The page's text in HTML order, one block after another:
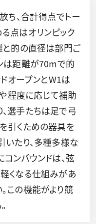
ち、合計得点でトー
点はオリンピック
と的の直径は部門ご
は距離が70mで的
オープンとW1は
程度に応じて補助
選手たちは足で弓
引くための器具を
いたり、多種多様な
ンパウンドは、弦
くなる仕組みがあ
この機能がより競